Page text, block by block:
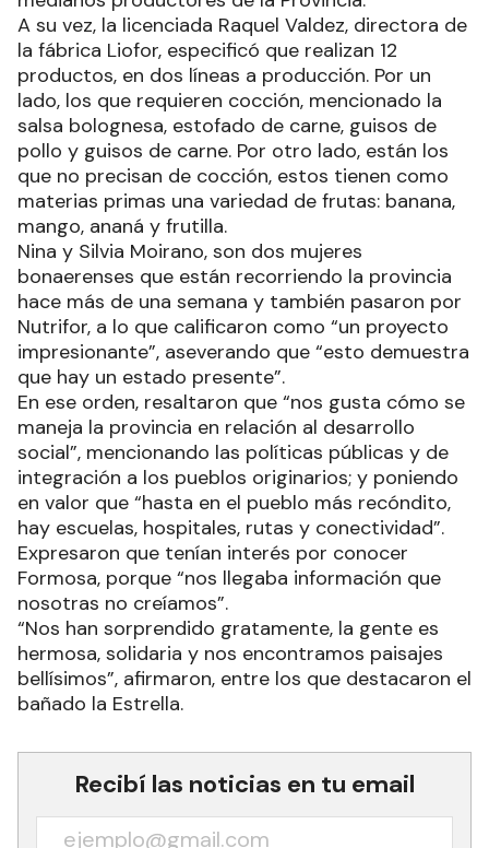
pequeños productores paipperos, como de
medianos productores de la Provincia.
A su vez, la licenciada Raquel Valdez, directora de
la fábrica Liofor, especificó que realizan 12
productos, en dos líneas a producción. Por un
lado, los que requieren cocción, mencionado la
salsa bolognesa, estofado de carne, guisos de
pollo y guisos de carne. Por otro lado, están los
que no precisan de cocción, estos tienen como
materias primas una variedad de frutas: banana,
mango, ananá y frutilla.
Nina y Silvia Moirano, son dos mujeres
bonaerenses que están recorriendo la provincia
hace más de una semana y también pasaron por
Nutrifor, a lo que calificaron como “un proyecto
impresionante”, aseverando que “esto demuestra
que hay un estado presente”.
En ese orden, resaltaron que “nos gusta cómo se
maneja la provincia en relación al desarrollo
social”, mencionando las políticas públicas y de
integración a los pueblos originarios; y poniendo
en valor que “hasta en el pueblo más recóndito,
hay escuelas, hospitales, rutas y conectividad”.
Expresaron que tenían interés por conocer
Formosa, porque “nos llegaba información que
nosotras no creíamos”.
“Nos han sorprendido gratamente, la gente es
hermosa, solidaria y nos encontramos paisajes
bañado la Estrella.
Recibí las noticias en tu email